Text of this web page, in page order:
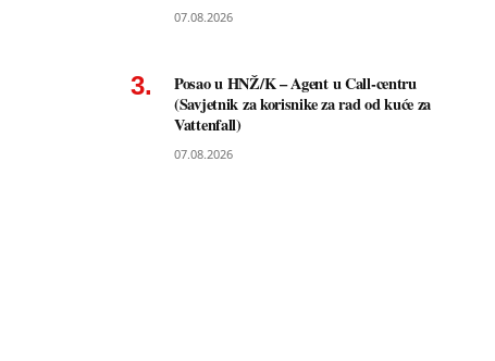
07.08.2026
Posao u HNŽ/K – Agent u Call-centru
(Savjetnik za korisnike za rad od kuće za
Vattenfall)
07.08.2026